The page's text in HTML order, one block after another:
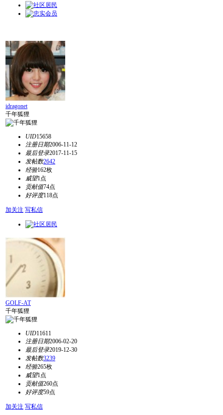
idragonet
千年狐狸
UID15658
注册日期2006-11-12
最后登录2017-11-15
发帖数2642
经验162枚
威望1点
贡献值74点
好评度118点
加关注 写私信
GOLF-AT
千年狐狸
UID11611
注册日期2006-02-20
最后登录2019-12-30
发帖数3239
经验265枚
威望1点
贡献值260点
好评度59点
加关注 写私信